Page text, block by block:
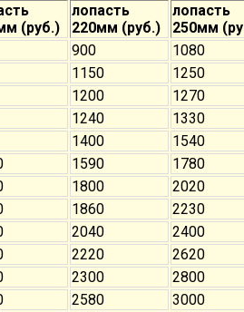
(руб.)
лопасть
220мм (руб.)
лопасть
250мм
900
1080
1150
1250
1200
1270
1240
1330
1400
1540
1590
1780
1800
2020
1860
2230
2040
2400
2220
2620
2300
2800
2580
3000